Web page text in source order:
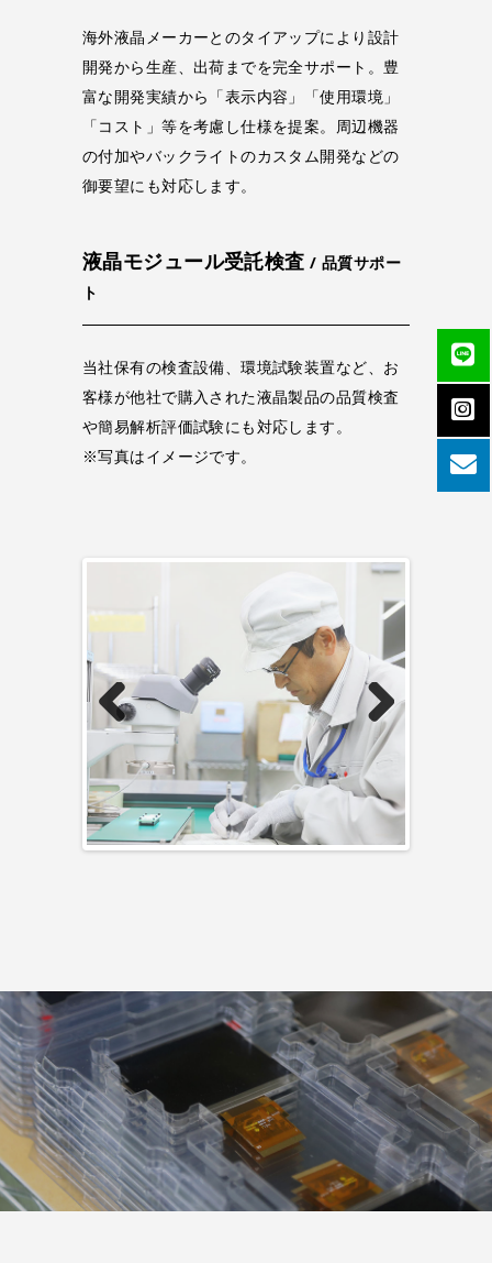
海外液晶メーカーとのタイアップにより設計
開発から生産、出荷までを完全サポート。豊
富な開発実績から「表示内容」「使用環境」
「コスト」等を考慮し仕様を提案。周辺機器
の付加やバックライトのカスタム開発などの
御要望にも対応します。
液晶モジュール受託検査 / 品質サポー
ト
当社保有の検査設備、環境試験装置など、お
客様が他社で購入された液晶製品の品質検査
や簡易解析評価試験にも対応します。
※写真はイメージです。
Previous Next